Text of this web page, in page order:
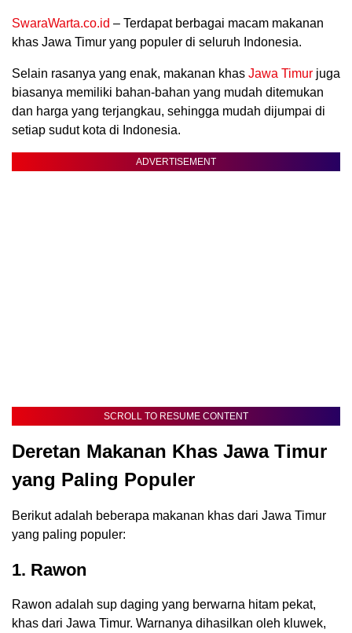
SwaraWarta.co.id – Terdapat berbagai macam makanan
khas Jawa Timur yang populer di seluruh Indonesia.
Selain rasanya yang enak, makanan khas Jawa Timur juga
biasanya memiliki bahan-bahan yang mudah ditemukan
dan harga yang terjangkau, sehingga mudah dijumpai di
setiap sudut kota di Indonesia.
ADVERTISEMENT
SCROLL TO RESUME CONTENT
Deretan Makanan Khas Jawa Timur
yang Paling Populer
Berikut adalah beberapa makanan khas dari Jawa Timur
yang paling populer:
1. Rawon
Rawon adalah sup daging yang berwarna hitam pekat,
khas dari Jawa Timur. Warnanya dihasilkan oleh kluwek,